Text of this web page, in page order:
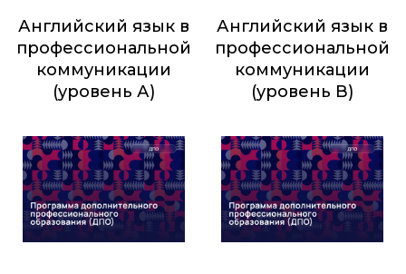
Английский язык в
профессиональной
коммуникации
(уровень А)
Английский язык в
профессиональной
коммуникации
(уровень В)